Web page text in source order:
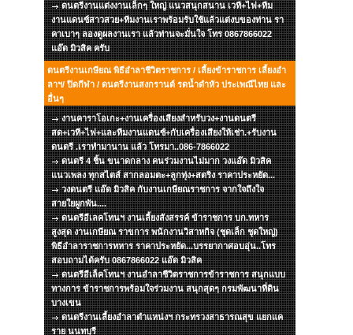
ดนตรีงานแต่งงานเล็กๆ ใหญ่ แนวสนุกสนาน เวที+ไฟ+ทีม
งานแดนซ์สาวสวย+ทีมงานเราพร้อมรับใช้แล้วแต่งบของท่าน รา
คาเบาๆ ลองดูผลงานเรา แล้วท่านจะมั่นใจ โทร 0867866022
แอ๊ด มิวสิค ครับ
ดนตรีงานเกษียณ พิธีอำลาชีวิตราชการ / เลี้ยงข้าราชการ เลี้ยงอำ
ลาฯ/ ปิดกีฬา / ดนตรีงานสงกรานต์ รดน้ำดำหัว ประเพณีไทย และ
อื่นๆ
งานคาราโอเกะ+งานเครื่องเสียงสำหรับวง+งานดนตรี
สด+เวที+ไฟ+และทีมงานแดนซ์+กับเครื่องเสียงให้เช่า.+รับงาน
ดนตรี .เราทำมานาน แล้ว โทรมา..086-7866022
ดนตรี 4 ชิ้น ขนาดกลาง คนร่วมงานไม่มาก วงแอ๊ด มิวสิค
แนวเพลง ทุกสไตส์ สากลอมตะ+ลูกทุ่ง+สตริง ราคาประหยัด...
วงดนตรี แอ๊ด มิวสิค กับงานเกษียณราชการ จากใจถึงใจ
สายใยผูกพัน....
ดนตรีอีเลคโทนฯ งานเลี้ยงสังสรรค์ ข้าราชการ บก.ทหาร
สูงสุด งานเกษียณ ราขการ พนักงานวิสาหกิจ (ชุดเล็ก ชุดใหญ่)
พิธีอำลาราชการทหาร ราคาประหยัด...บรรยากาศอบอุ่น..โทร
สอบถามได้ครับ 0867866022 แอ๊ด มิวสิค
ดนตรีอีเล็คโทนฯ งานอำลาชีวิตราชการข้าราชการ สนุกแบบ
ทางการ ข้าราชการพร้อมใจร่วมงาน สนุกสุดๆ กรมพัฒนาที่ดิน
บางเขน
ดนตรีงานเลี้ยงอำลาตำแหน่งฯ กระทรวงสาธารณสุข แยกแค
ราย นนทบุรี